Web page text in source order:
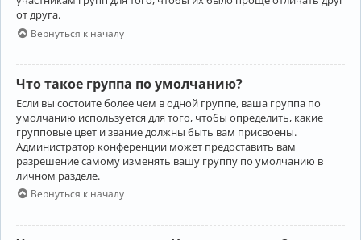
от друга.
Вернуться к началу
Что такое группа по умолчанию?
Если вы состоите более чем в одной группе, ваша группа по
умолчанию используется для того, чтобы определить, какие
групповые цвет и звание должны быть вам присвоены.
Администратор конференции может предоставить вам
разрешение самому изменять вашу группу по умолчанию в
личном разделе.
Вернуться к началу